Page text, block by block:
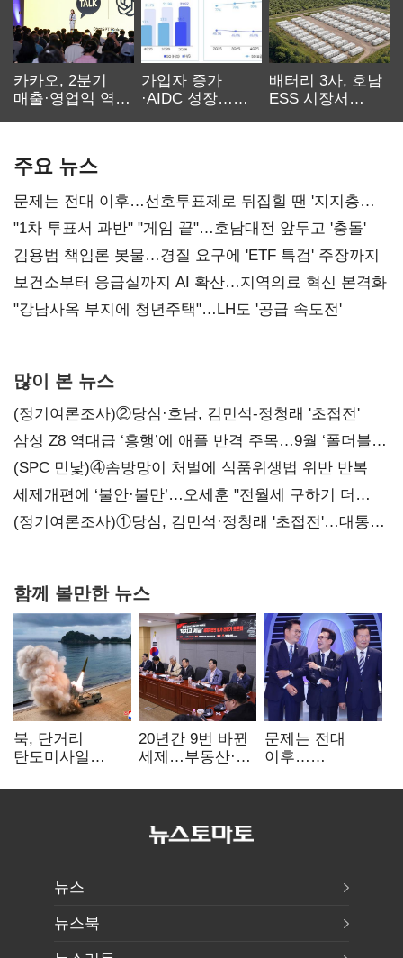
카카오, 2분기
매출·영업익 역대
가입자 증가
·AIDC 성장…
배터리 3사, 호남
ESS 시장서
주요 뉴스
문제는 전대 이후…선호투표제로 뒤집힐 땐 '지지층
불복'
"1차 투표서 과반" "게임 끝"…호남대전 앞두고 '충돌'
김용범 책임론 봇물…경질 요구에 'ETF 특검' 주장까지
보건소부터 응급실까지 AI 확산…지역의료 혁신 본격화
"강남사옥 부지에 청년주택"…LH도 '공급 속도전'
많이 본 뉴스
(정기여론조사)②당심·호남, 김민석-정청래 '초접전'
삼성 Z8 역대급 ‘흥행’에 애플 반격 주목…9월 ‘폴더블
대전’
(SPC 민낯)④솜방망이 처벌에 식품위생법 위반 반복
세제개편에 ‘불안·불만’…오세훈 "전월세 구하기 더
힘들어질 것"
(정기여론조사)①당심, 김민석·정청래 '초접전'…대통령
함께 볼만한 뉴스
북, 단거리
탄도미사일
"즉각 중단 촉구"
20년간 9번 바뀐
세제…부동산·
건드렸다
문제는 전대
이후…
뒤집힐 땐
뉴스
뉴스북